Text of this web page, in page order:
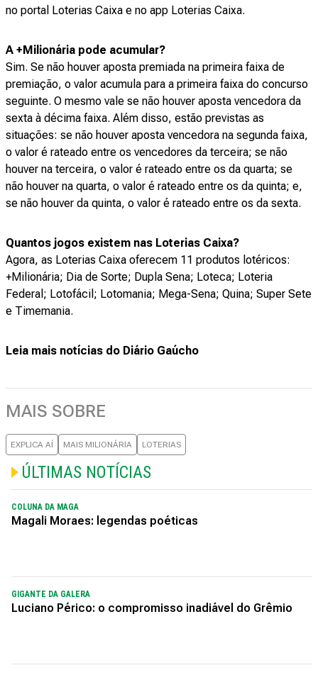
no portal Loterias Caixa e no app Loterias Caixa.
A +Milionária pode acumular?
Sim. Se não houver aposta premiada na primeira faixa de
premiação, o valor acumula para a primeira faixa do concurso
seguinte. O mesmo vale se não houver aposta vencedora da
sexta à décima faixa. Além disso, estão previstas as
situações: se não houver aposta vencedora na segunda faixa,
o valor é rateado entre os vencedores da terceira; se não
houver na terceira, o valor é rateado entre os da quarta; se
não houver na quarta, o valor é rateado entre os da quinta; e,
se não houver da quinta, o valor é rateado entre os da sexta.
Quantos jogos existem nas Loterias Caixa?
Agora, as Loterias Caixa oferecem 11 produtos lotéricos:
+Milionária; Dia de Sorte; Dupla Sena; Loteca; Loteria
Federal; Lotofácil; Lotomania; Mega-Sena; Quina; Super Sete
e Timemania.
Leia mais notícias do Diário Gaúcho
MAIS SOBRE
EXPLICA AÍ MAIS MILIONÁRIA LOTERIAS
ÚLTIMAS NOTÍCIAS
COLUNA DA MAGA
Magali Moraes: legendas poéticas
GIGANTE DA GALERA
Luciano Périco: o compromisso inadiável do Grêmio